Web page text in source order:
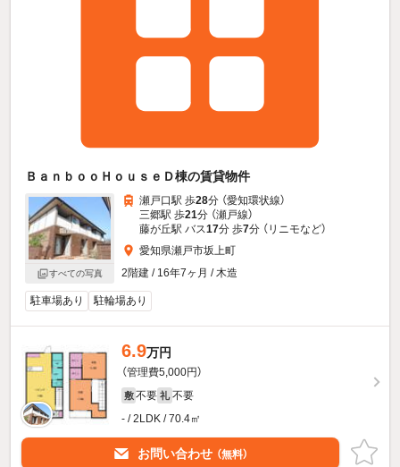
ＢａｎｂｏｏＨｏｕｓｅＤ棟の賃貸物件
すべての写真
瀬戸口駅 歩28分 （愛知環状線）
三郷駅 歩21分 （瀬戸線）
藤が丘駅 バス17分 歩7分 （リニモなど）
愛知県瀬戸市坂上町
2階建 / 16年7ヶ月 / 木造
駐車場あり 駐輪場あり
6.9万円
（管理費5,000円）
敷 不要 礼 不要
- / 2LDK / 70.4㎡
お問い合わせ （無料）